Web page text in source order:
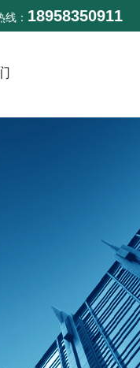
： 18958350911